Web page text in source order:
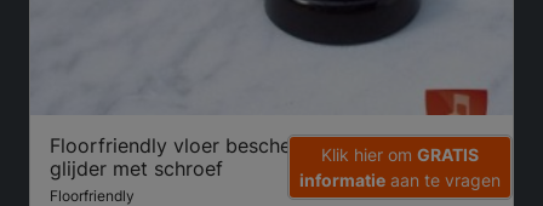
Floorfriendly vloer beschermende kunststof
glijder met schroef
Floorfriendly
Klik hier om GRATIS
informatie aan te vragen